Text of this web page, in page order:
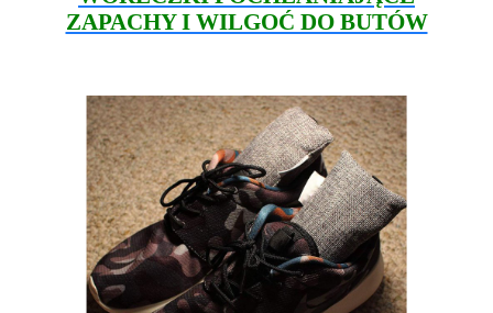
ZAPACHY I WILGOĆ DO BUTÓW